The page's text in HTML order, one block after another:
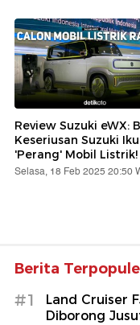
Review Suzuki eWX:
Keseriusan Suzuki
'Perang' Mobil Listrik!
Selasa, 18 Feb 2025 20:50
Berita
#1
Land Cruiser
Diborong